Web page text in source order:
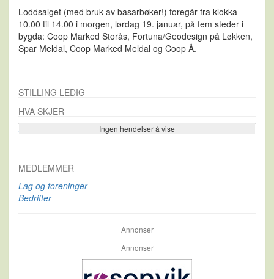
Loddsalget (med bruk av basarbøker!) foregår fra klokka
10.00 til 14.00 i morgen, lørdag 19. januar, på fem steder i
bygda: Coop Marked Storås, Fortuna/Geodesign på Løkken,
Spar Meldal, Coop Marked Meldal og Coop Å.
STILLING LEDIG
HVA SKJER
Ingen hendelser å vise
Se flere…
MEDLEMMER
Lag og foreninger
Bedrifter
Annonser
Annonser